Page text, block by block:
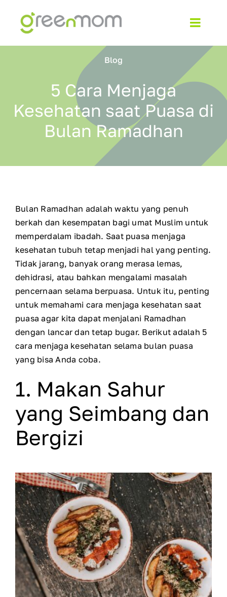
content
Products
Shop
Blog
5 Cara Menjaga
Kesehatan saat Puasa di
Bulan Ramadhan
Bulan Ramadhan adalah waktu yang penuh
berkah dan kesempatan bagi umat Muslim untuk
memperdalam ibadah. Saat puasa menjaga
kesehatan tubuh tetap menjadi hal yang penting.
Tidak jarang, banyak orang merasa lemas,
dehidrasi, atau bahkan mengalami masalah
pencernaan selama berpuasa. Untuk itu, penting
untuk memahami cara menjaga kesehatan saat
puasa agar kita dapat menjalani Ramadhan
dengan lancar dan tetap bugar. Berikut adalah 5
cara menjaga kesehatan selama bulan puasa
yang bisa Anda coba.
1. Makan Sahur
yang Seimbang dan
Bergizi